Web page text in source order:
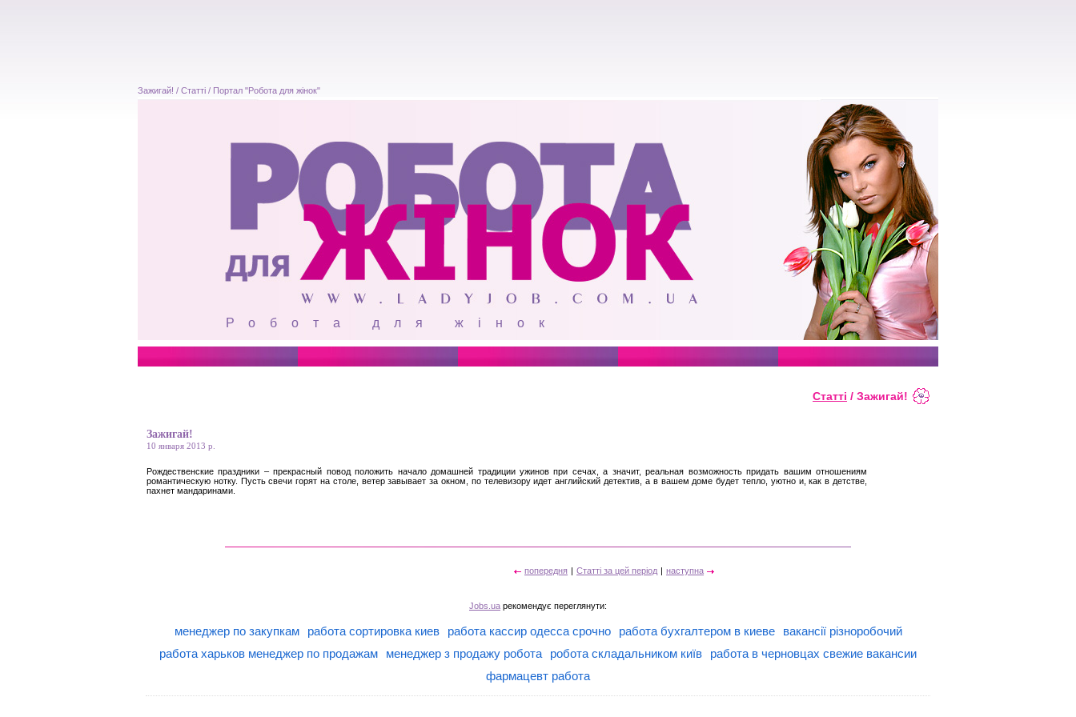
Зажигай! / Статті / Портал "Робота для жінок"
Робота для жінок
Статті / Зажигай!
Зажигай!
10 января 2013 р.
Рождественские праздники – прекрасный повод положить начало домашней традиции ужинов при сечах, а значит, реальная возможность придать вашим отношениям
романтическую нотку. Пусть свечи горят на столе, ветер завывает за окном, по телевизору идет английский детектив, а в вашем доме будет тепло, уютно и, как в детстве,
пахнет мандаринами.
наступна
|
Статті за цей період
|
попередня
Jobs.ua рекомендує переглянути:
менеджер по закупкам работа сортировка киев работа кассир одесса срочно работа бухгалтером в киеве
вакансії різноробочий
работа харьков менеджер по продажам
менеджер з продажу робота робота складальником київ
работа в черновцах свежие вакансии
фармацевт работа